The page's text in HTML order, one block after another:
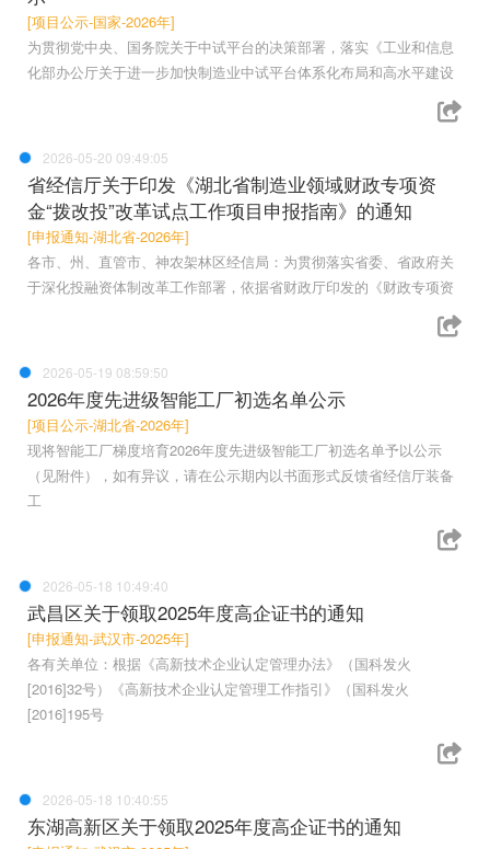
[项目公示-国家-2026年]
为贯彻党中央、国务院关于中试平台的决策部署，落实《工业和信息
化部办公厅关于进一步加快制造业中试平台体系化布局和高水平建设
2026-05-20 09:49:05
省经信厅关于印发《湖北省制造业领域财政专项资
金“拨改投”改革试点工作项目申报指南》的通知
[申报通知-湖北省-2026年]
各市、州、直管市、神农架林区经信局：为贯彻落实省委、省政府关
于深化投融资体制改革工作部署，依据省财政厅印发的《财政专项资
2026-05-19 08:59:50
2026年度先进级智能工厂初选名单公示
[项目公示-湖北省-2026年]
现将智能工厂梯度培育2026年度先进级智能工厂初选名单予以公示
（见附件），如有异议，请在公示期内以书面形式反馈省经信厅装备
工
2026-05-18 10:49:40
武昌区关于领取2025年度高企证书的通知
[申报通知-武汉市-2025年]
各有关单位：根据《高新技术企业认定管理办法》（国科发火
[2016]32号）《高新技术企业认定管理工作指引》（国科发火
[2016]195号
2026-05-18 10:40:55
东湖高新区关于领取2025年度高企证书的通知